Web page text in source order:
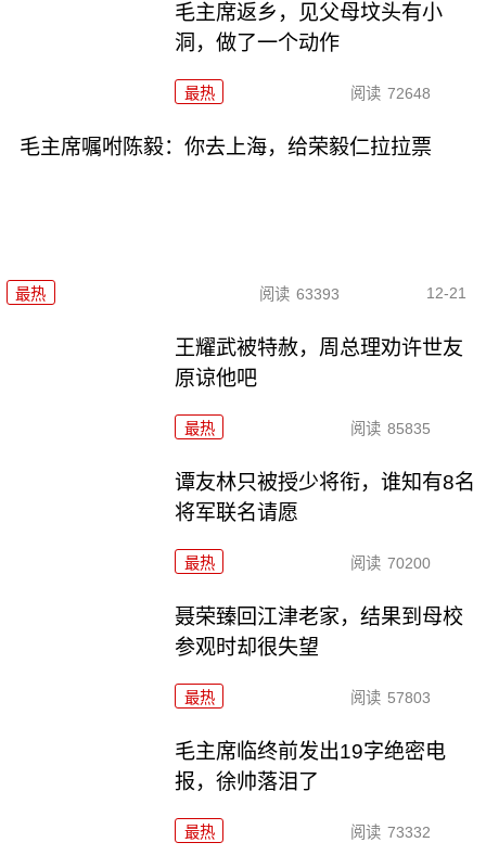
毛主席返乡，见父母坟头有小
洞，做了一个动作
最热 阅读 72648
毛主席嘱咐陈毅：你去上海，给荣毅仁拉拉票
最热 阅读 63393 12-21
王耀武被特赦，周总理劝许世友
原谅他吧
最热 阅读 85835
谭友林只被授少将衔，谁知有8名
将军联名请愿
最热 阅读 70200
聂荣臻回江津老家，结果到母校
参观时却很失望
最热 阅读 57803
毛主席临终前发出19字绝密电
报，徐帅落泪了
最热 阅读 73332